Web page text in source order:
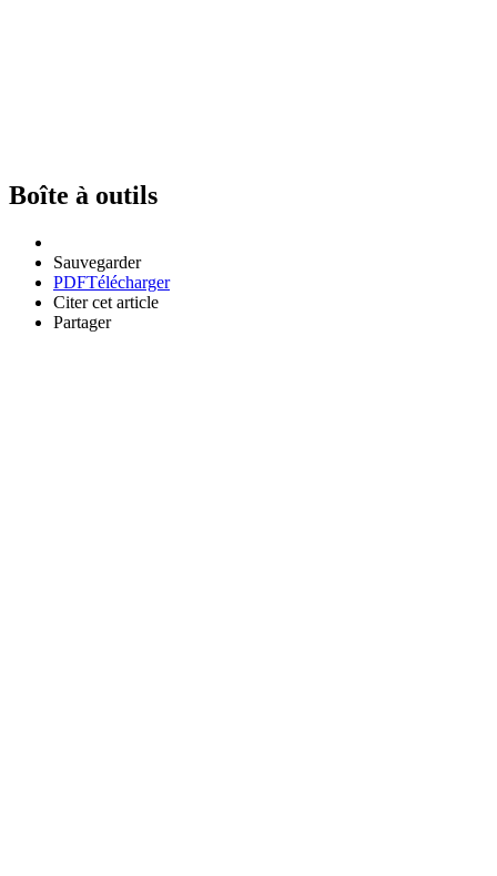
Boîte à outils
Sauvegarder
PDFTélécharger
Citer cet article
Partager